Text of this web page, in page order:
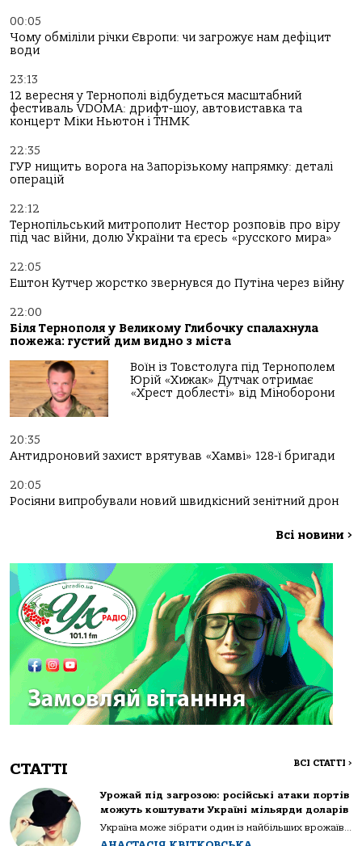
00:05
Чому обміліли річки Європи: чи загрожує нам дефіцит
води
23:13
12 вересня у Тернополі відбудеться масштабний
фестиваль VDOMA: дрифт-шоу, автовиставка та
концерт Міки Ньютон і ТНМК
22:35
ГУР нищить ворога на Запорізькому напрямку: деталі
операцій
22:12
Тернопільський митрополит Нестор розповів про віру
під час війни, долю України та єресь «русского мира»
22:05
Ештон Кутчер жорстко звернувся до Путіна через війну
22:00
Біля Тернополя у Великому Глибочку спалахнула
пожежа: густий дим видно з міста
Воїн із Товстолуга під Тернополем
Юрій «Хижак» Дутчак отримає
«Хрест доблесті» від Міноборони
20:35
Антидроновий захист врятував «Хамві» 128-ї бригади
20:05
Росіяни випробували новий швидкісний зенітний дрон
Всі новини >
СТАТТІ ВСІ СТАТТІ >
Урожай під загрозою: російські атаки портів
можуть коштувати Україні мільярди доларів
Україна може зібрати один із найбільших врожаїв...